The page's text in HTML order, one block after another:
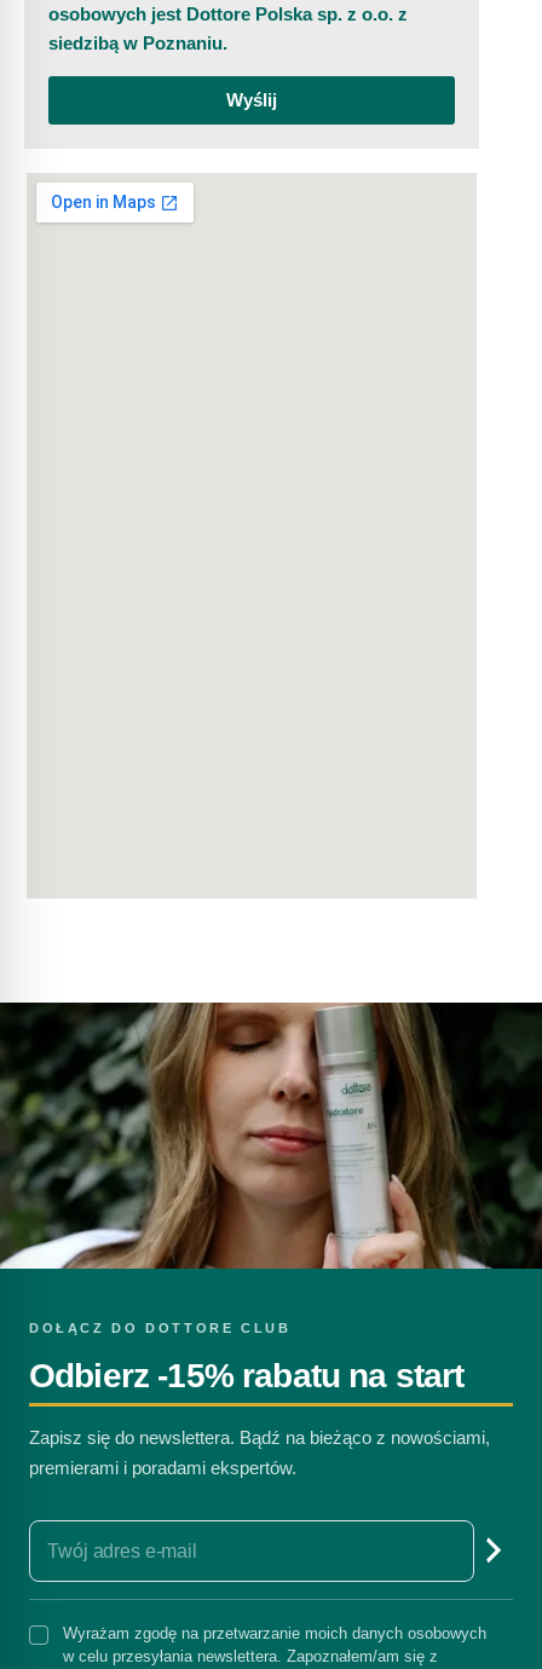
osobowych jest Dottore Polska sp. z o.o. z
siedzibą w Poznaniu.
Wyślij
DOŁĄCZ DO DOTTORE CLUB
Odbierz -15% rabatu na start
Zapisz się do newslettera. Bądź na bieżąco z nowościami,
premierami i poradami ekspertów.
Wyrażam zgodę na przetwarzanie moich danych osobowych
w celu przesyłania newslettera. Zapoznałem/am się z